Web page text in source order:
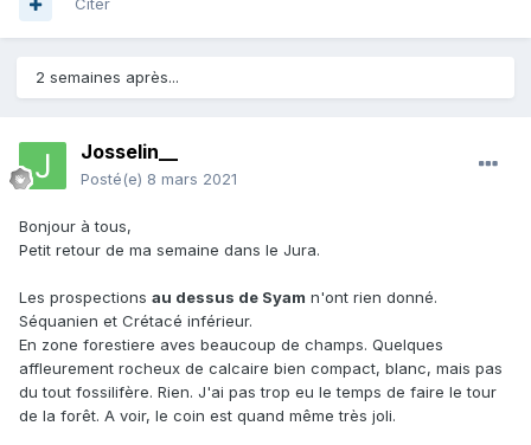
Citer
2 semaines après...
Josselin__
Posté(e) 8 mars 2021
Bonjour à tous,
Petit retour de ma semaine dans le Jura.
Les prospections au dessus de Syam n'ont rien donné.
Séquanien et Crétacé inférieur.
En zone forestiere aves beaucoup de champs. Quelques
affleurement rocheux de calcaire bien compact, blanc, mais pas
du tout fossilifère. Rien. J'ai pas trop eu le temps de faire le tour
de la forêt. A voir, le coin est quand même très joli.